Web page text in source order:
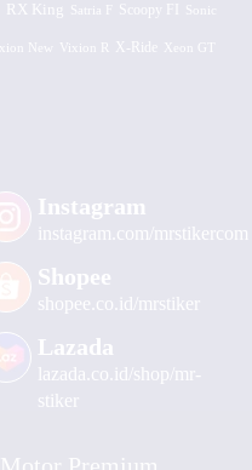
RX King Satria F Scoopy FI Sonic
New Vixion R X-Ride Xeon GT
Instagram
instagram.com/mrstikercom
Shopee
shopee.co.id/mrstiker
Lazada
lazada.co.id/shop/mr-
stiker